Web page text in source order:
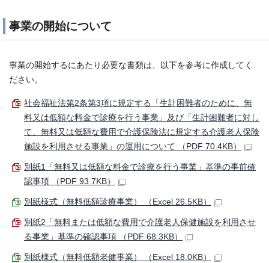
事業の開始について
事業の開始するにあたり必要な書類は、以下を参考に作成してく
ださい。
社会福祉法第2条第3項に規定する「生計困難者のために、無
料又は低額な料金で診療を行う事業」及び「生計困難者に対し
て、無料又は低額な費用で介護保険法に規定する介護老人保険
施設を利用させる事業」の運用について （PDF 70.4KB）
別紙1「無料又は低額な料金で診療を行う事業」基準の事前確
認事項 （PDF 93.7KB）
別紙様式（無料低額診療事業） （Excel 26.5KB）
別紙2「無料または低額な費用で介護老人保健施設を利用させ
る事業」基準の確認事項 （PDF 68.3KB）
別紙様式（無料低額老健事業） （Excel 18.0KB）